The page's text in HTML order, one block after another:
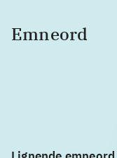
Emneord